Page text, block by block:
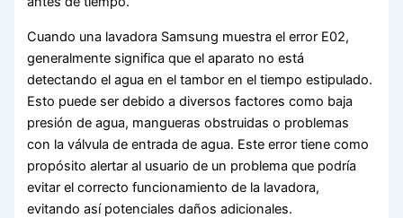
Cuando una lavadora Samsung muestra el error E02,
generalmente significa que el aparato no está
detectando el agua en el tambor en el tiempo estipulado.
Esto puede ser debido a diversos factores como baja
presión de agua, mangueras obstruidas o problemas
con la válvula de entrada de agua. Este error tiene como
propósito alertar al usuario de un problema que podría
evitar el correcto funcionamiento de la lavadora,
evitando así potenciales daños adicionales.